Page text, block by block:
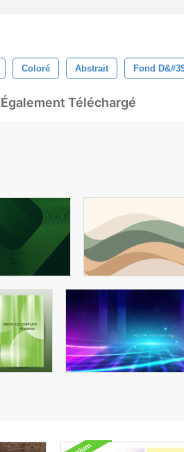
Coloré Abstrait Fond
Téléchargé